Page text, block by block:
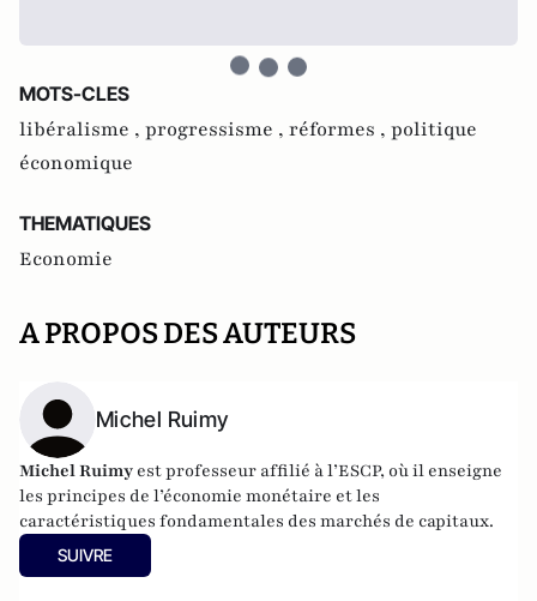
MOTS-CLES
libéralisme , progressisme , réformes , politique
économique
THEMATIQUES
Economie
A PROPOS DES AUTEURS
Michel Ruimy
Michel Ruimy est professeur affilié à l’ESCP, où il enseigne
les principes de l’économie monétaire et les
caractéristiques fondamentales des marchés de capitaux.
SUIVRE